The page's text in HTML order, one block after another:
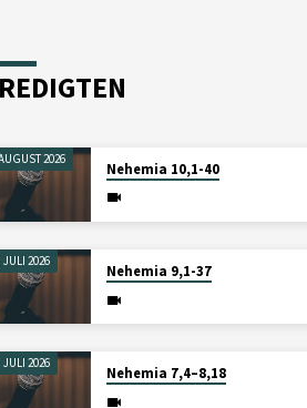
2026
Nehemia 10,1-40
JULI 2026
Nehemia 9,1-37
JULI 2026
Nehemia 7,4–8,18